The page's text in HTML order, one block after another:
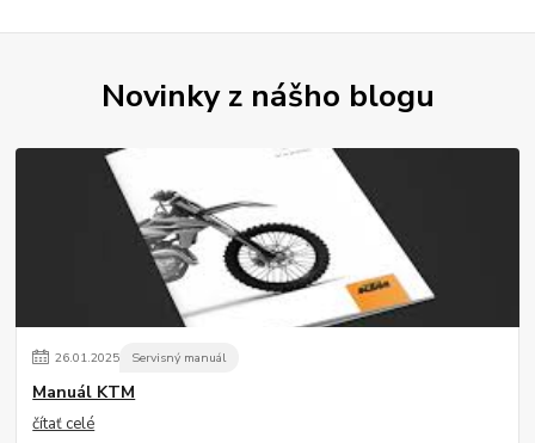
Novinky z nášho blogu
26.01.2025 Servisný manuál
Manuál KTM
čítať celé